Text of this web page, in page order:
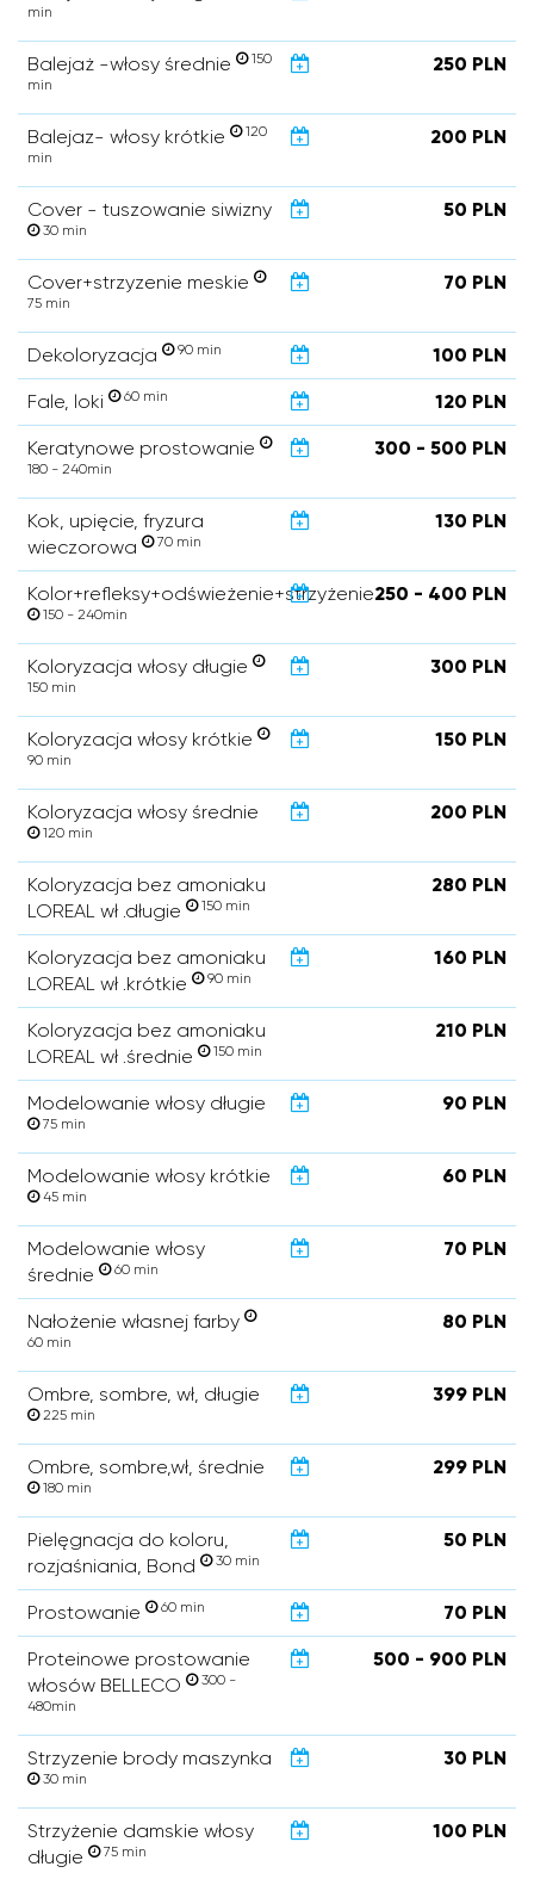
min
Balejaż -włosy średnie
150
min
250 PLN
Balejaz- włosy krótkie
120
min
200 PLN
Cover - tuszowanie siwizny
30 min
50 PLN
Cover+strzyzenie meskie
75 min
70 PLN
Dekoloryzacja 90 min 100 PLN
Fale, loki 60 min 120 PLN
Keratynowe prostowanie
180 - 240min
300 - 500 PLN
Kok, upięcie, fryzura
wieczorowa
70 min
130 PLN
Kolor+refleksy+odświeżenie+strzyżenie
150 - 240min
250 - 400 PLN
Koloryzacja włosy długie
150 min
300 PLN
Koloryzacja włosy krótkie
90 min
150 PLN
Koloryzacja włosy średnie
120 min
200 PLN
Koloryzacja bez amoniaku
LOREAL wł .długie
150 min
280 PLN
Koloryzacja bez amoniaku
LOREAL wł .krótkie
90 min
160 PLN
Koloryzacja bez amoniaku
LOREAL wł .średnie
150 min
210 PLN
Modelowanie włosy długie
75 min
90 PLN
Modelowanie włosy krótkie
45 min
60 PLN
Modelowanie włosy
średnie
60 min
70 PLN
Nałożenie własnej farby
60 min
80 PLN
Ombre, sombre, wł, długie
225 min
399 PLN
Ombre, sombre,wł, średnie
180 min
299 PLN
Pielęgnacja do koloru,
rozjaśniania, Bond
30 min
50 PLN
Prostowanie 60 min 70 PLN
Proteinowe prostowanie
włosów BELLECO
300 -
480min
500 - 900 PLN
Strzyzenie brody maszynka
30 min
30 PLN
Strzyżenie damskie włosy
długie
75 min
100 PLN